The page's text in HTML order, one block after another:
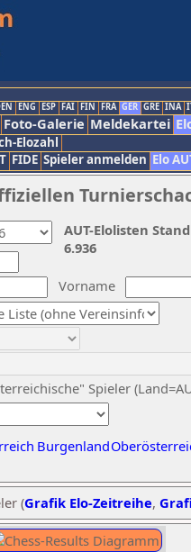
ENG ESP FAI FIN FRA GER GRE INA
Foto-Galerie Meldekartei
Elozahl
FIDE Spieler anmelden Elo
Vorname
Spieler
Burgenland
AUT-Elolisten
6.936
(Grafik Elo-Zeitreihe,